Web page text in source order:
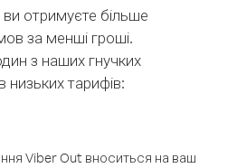
ви отримуєте більше
за менші гроші.
з наших гнучких
низьких тарифів:
Viber Out вноситься на ваш